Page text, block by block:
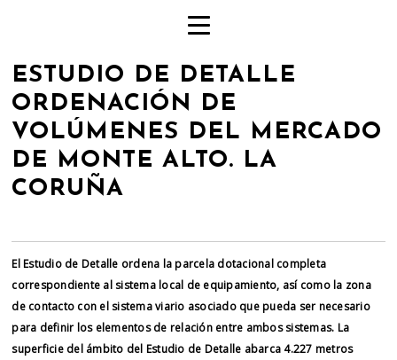
ESTUDIO DE DETALLE
ORDENACIÓN DE
VOLÚMENES DEL MERCADO
DE MONTE ALTO. LA
CORUÑA
El Estudio de Detalle ordena la parcela dotacional completa
correspondiente al sistema local de equipamiento, así como la zona
de contacto con el sistema viario asociado que pueda ser necesario
para definir los elementos de relación entre ambos sistemas. La
superficie del ámbito del Estudio de Detalle abarca 4.227 metros